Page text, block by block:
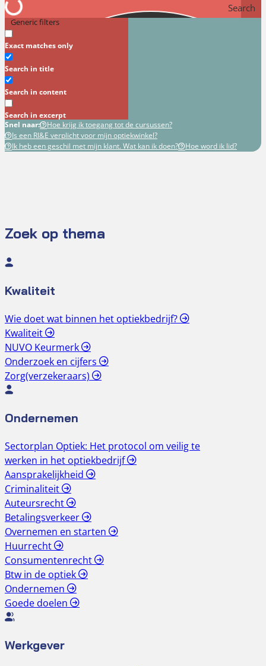
Search
Generic filters
Exact matches only
Search in title
Search in content
Search in excerpt
Snel naar:
Hoe krijg ik toegang tot de cursussen?
Is een RI&E verplicht voor mijn optiekwinkel?
Ik heb een geschil met mijn klant. Wat kan ik doen?
Hoe word ik lid?
Zoek op thema
Kwaliteit
Wie doet wat binnen het optiekbedrijf?
Kwaliteit
NUVO Keurmerk
Onderzoek en cijfers
Zorg(verzekeraars)
Ondernemen
Sectorplan Optiek: Het protocol om veilig te
werken in het optiekbedrijf
Aansprakelijkheid
Criminaliteit
Auteursrecht
Betalingsverkeer
Overnemen en starten
Huurrecht
Consumentenrecht
Btw in de optiek
Ondernemen
Goede doelen
Werkgever